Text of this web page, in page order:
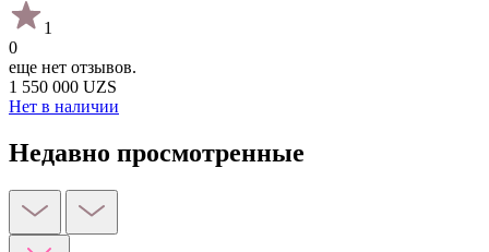
1
0
еще нет отзывов.
1 550 000 UZS
Нет в наличии
Недавно просмотренные